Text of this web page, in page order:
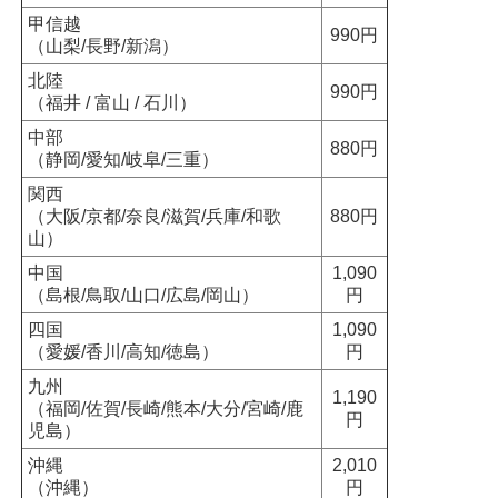
甲信越
（山梨/長野/新潟）
990円
北陸
（福井 / 富山 / 石川）
990円
中部
（静岡/愛知/岐阜/三重）
880円
関西
（大阪/京都/奈良/滋賀/兵庫/和歌
山）
880円
中国
（島根/鳥取/山口/広島/岡山）
1,090
円
四国
（愛媛/香川/高知/徳島）
1,090
円
九州
（福岡/佐賀/長崎/熊本/大分/宮崎/鹿
児島）
1,190
円
沖縄
（沖縄）
2,010
円